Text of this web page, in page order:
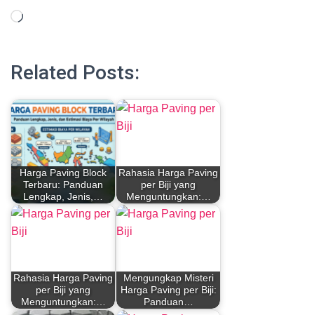
Memuat...
Related Posts:
Harga Paving Block
Terbaru: Panduan
Lengkap, Jenis,…
Rahasia Harga Paving
per Biji yang
Menguntungkan:…
Rahasia Harga Paving
per Biji yang
Menguntungkan:…
Mengungkap Misteri
Harga Paving per Biji:
Panduan…